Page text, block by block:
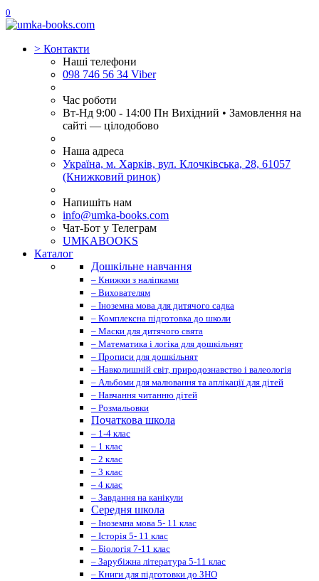
0
> Контакти
Наші телефони
098 746 56 34 Viber
Час роботи
Вт-Нд 9:00 - 14:00 Пн Вихідний • Замовлення на
сайті — цілодобово
Наша адреса
Україна, м. Харків, вул. Клочківська, 28, 61057
(Книжковий ринок)
Напишіть нам
info@umka-books.com
Чат-Бот у Телеграм
UMKABOOKS
Каталог
Дошкільне навчання
– Книжки з наліпками
– Вихователям
– Іноземна мова для дитячого садка
– Комплексна підготовка до школи
– Маски для дитячого свята
– Математика і логіка для дошкільнят
– Прописи для дошкільнят
– Навколишній світ, природознавство і валеологія
– Альбоми для малювання та аплікації для дітей
– Навчання читанню дітей
– Розмальовки
Початкова школа
– 1-4 клас
– 1 клас
– 2 клас
– 3 клас
– 4 клас
– Завдання на канікули
Середня школа
– Іноземна мова 5- 11 клас
– Історія 5- 11 клас
– Біологія 7-11 клас
– Зарубіжна література 5-11 клас
– Книги для підготовки до ЗНО